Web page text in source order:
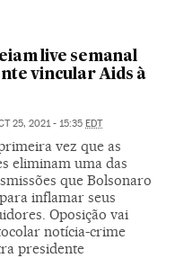
live semanal
vincular Aids à
25, 2021 - 15:35 EDT
vez que as
eliminam uma das
que Bolsonaro
inflamar seus
Oposição vai
notícia-crime
presidente